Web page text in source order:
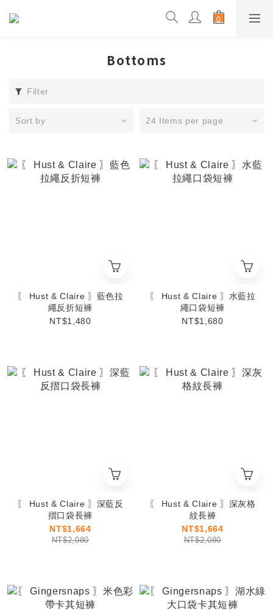
Bottoms
Filter
Sort by 24 Items per page
〖 Hust & Claire 〗藍色拉
繩反折短褲
NT$1,480
〖 Hust & Claire 〗水藍拉
繩口袋短褲
NT$1,680
〖 Hust & Claire 〗深藍反
摺口袋長褲
NT$1,664
NT$2,080
〖 Hust & Claire 〗深灰格
紋長褲
NT$1,664
NT$2,080